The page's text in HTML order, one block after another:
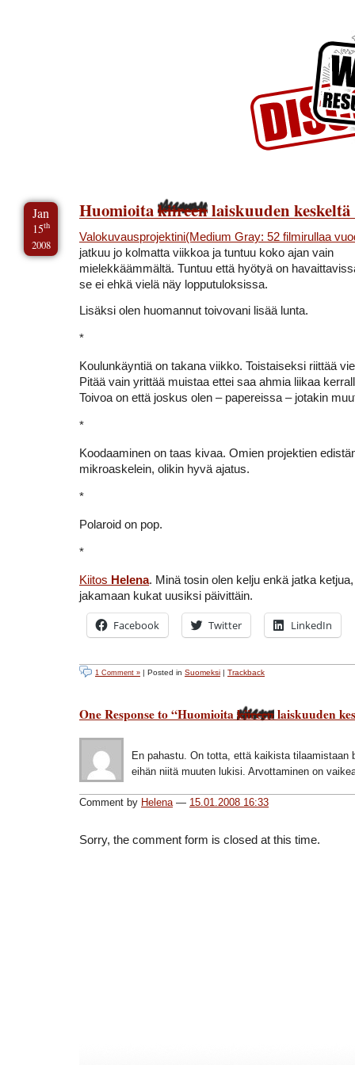
Jan
15th
2008
Huomioitakiireenlaiskuuden keskeltä
Valokuvausprojektini(Medium Gray: 52 filmirullaa
jatkuu jo kolmatta viikkoa ja tuntuu koko ajan vain
mielekkäämmältä. Tuntuu että hyötyä on
se ei ehkä vielä näy lopputuloksissa.
Lisäksi olen huomannut toivovani lisää lunta.
*
Koulunkäyntiä on takana viikko. Toistaiseksi riittää
Pitää vain yrittää muistaa ettei saa ahmia liikaa
Toivoa on että joskus olen – papereissa – jotakin
*
Koodaaminen on taas kivaa. Omien projektien
mikroaskelein, olikin hyvä ajatus.
*
Polaroid on pop.
*
Kiitos Helena. Minä tosin olen kelju enkä jatka
jakamaan kukat uusiksi päivittäin.
Facebook Twitter LinkedIn
1 Comment » | Posted in Suomeksi | Trackback
One Response to “Huomioitakiireenlaiskuuden
En pahastu. On totta, että kaikista tilaamistaan
eihän niitä muuten lukisi. Arvottaminen on
Comment by Helena — 15.01.2008 16:33
Sorry, the comment form is closed at this time.